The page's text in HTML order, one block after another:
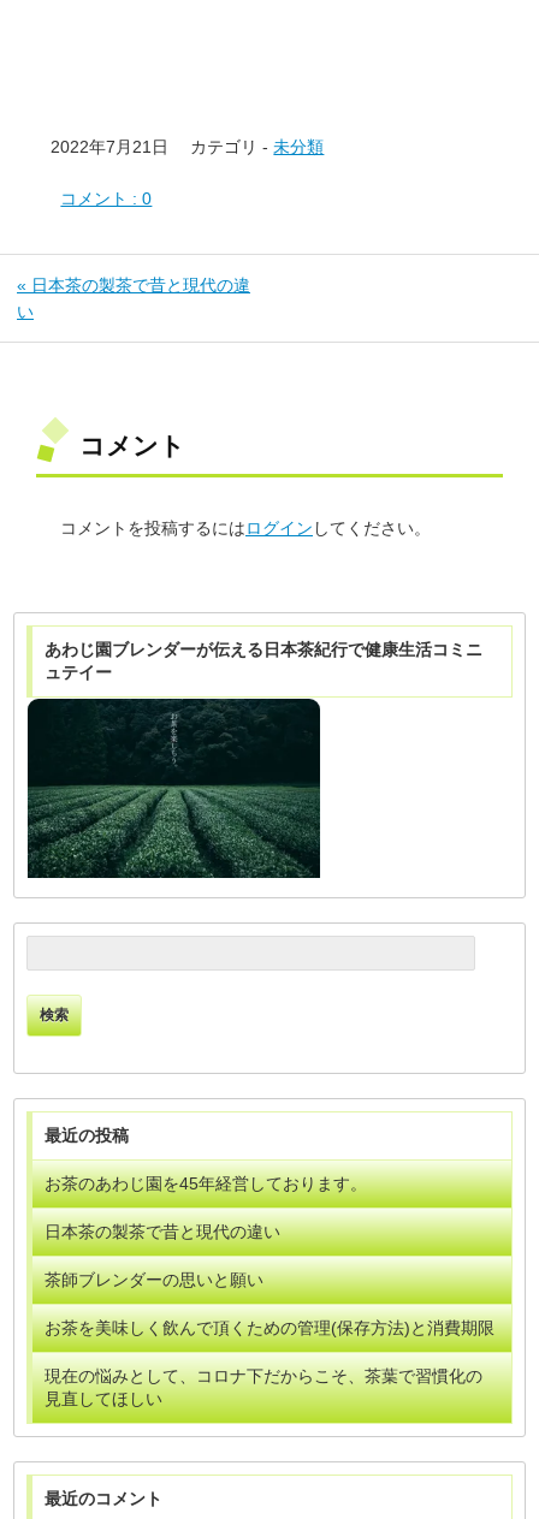
2022年7月21日 カテゴリ -未分類
コメント : 0
« 日本茶の製茶で昔と現代の違
い
コメント
コメントを投稿するにはログイン してください。
あわじ園ブレンダーが伝える日本茶紀行で健康生活コミニ
ュテイー
索:
最近の投稿
お茶のあわじ園を45年経営しております。
日本茶の製茶で昔と現代の違い
茶師ブレンダーの思いと願い
お茶を美味しく飲んで頂くための管理(保存方法)と消費期限
現在の悩みとして、コロナ下だからこそ、茶葉で習慣化の
見直してほしい
最近のコメント